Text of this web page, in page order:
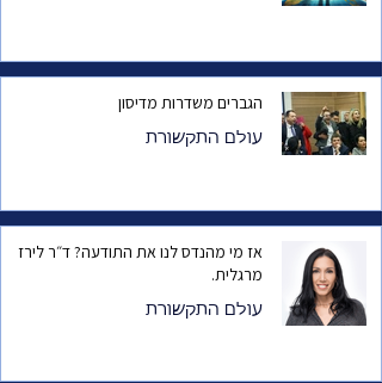
הגברים משדרות מדיסון
עולם התקשורת
אז מי מהנדס לנו את התודעה? ד״ר לירז
מרגלית.
עולם התקשורת